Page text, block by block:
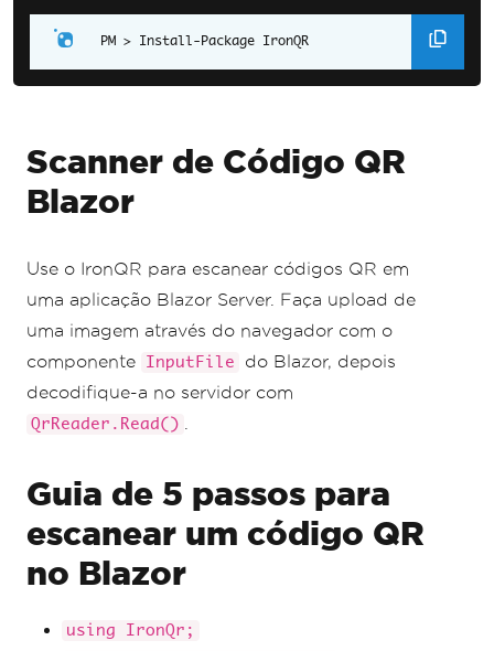
private async Task ScanQRCode()
{
AnyBitmap .FromFile(qrImageSrc !);
var imageInput =
new
QrImageInput
var
// Read the scanned QR code
var results = reader .Read( imageInput
// Check if a result was found
var firstResult =
results. FirstOrDefault();
firstResult
{
// Save the QR code value as a
}
else
{
"No QR code found in
the selected image."
Install-Package IronQR
Scanner de Código QR
Blazor
Use o IronQR para escanear códigos QR em
uma aplicação Blazor Server. Faça upload de
uma imagem através do navegador com o
componente
InputFile
do Blazor, depois
decodifique-a no servidor com
QrReader.Read()
Guia de 5 passos para
escanear um código QR
no Blazor
using IronQr;